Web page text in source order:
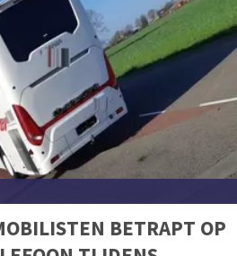
BETRAPT OP